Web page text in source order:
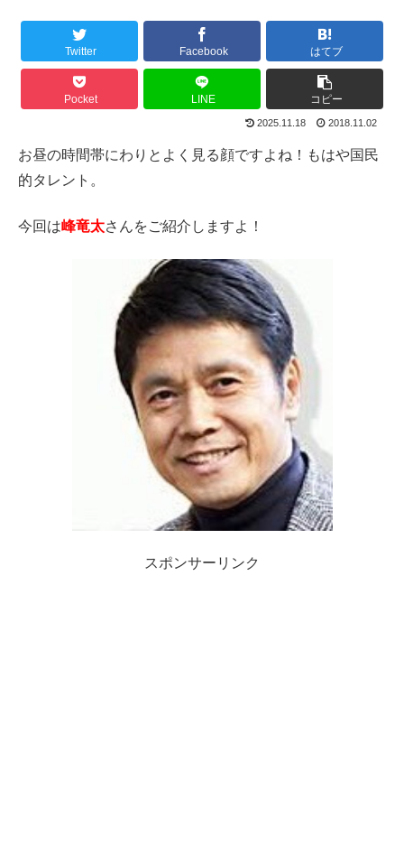
Twitter Facebook はてブ
Pocket LINE コピー
2025.11.18 2018.11.02
お昼の時間帯にわりとよく見る顔ですよね！もはや国民
的タレント。
今回は峰竜太さんをご紹介しますよ！
スポンサーリンク